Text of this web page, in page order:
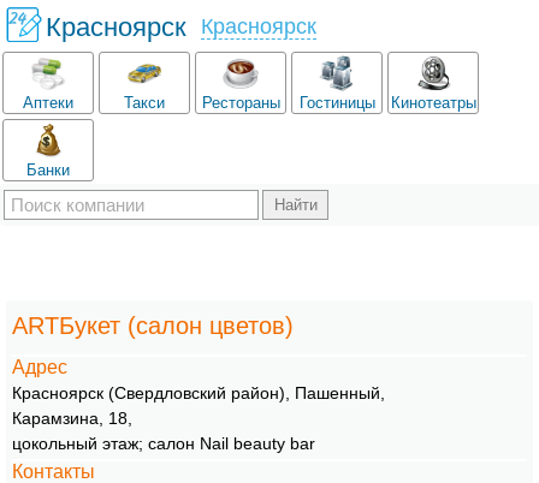
Красноярск Красноярск
Аптеки Такси Рестораны Гостиницы Кинотеатры
Банки
ARTБукет (салон цветов)
Адрес
Красноярск (Свердловский район) Пашенный
Карамзина, 18
цокольный этаж; салон Nail beauty bar
Контакты